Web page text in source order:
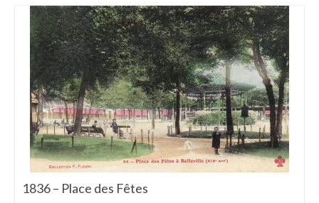
1836 – Place des Fêtes